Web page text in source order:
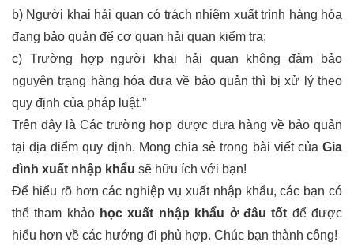
b) Người khai hải quan có trách nhiệm xuất trình hàng hóa
đang bảo quản để cơ quan hải quan kiểm tra;
c) Trường hợp người khai hải quan không đảm bảo
nguyên trạng hàng hóa đưa về bảo quản thì bị xử lý theo
quy định của pháp luật.”
Trên đây là Các trường hợp được đưa hàng về bảo quản
tại địa điểm quy định. Mong chia sẻ trong bài viết của Gia
đình xuất nhập khẩu sẽ hữu ích với bạn!
Để hiểu rõ hơn các nghiệp vụ xuất nhập khẩu, các bạn có
thể tham khảo học xuất nhập khẩu ở đâu tốt để được
hiểu hơn về các hướng đi phù hợp. Chúc bạn thành công!